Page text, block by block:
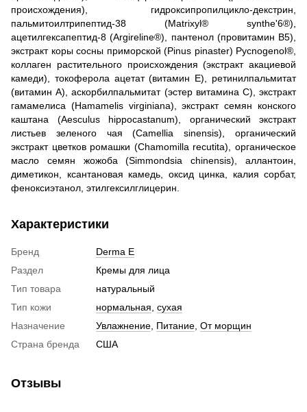
происхождения), гидроксипропилцикло-декстрин,
пальмитоилтрипептид-38 (Matrixyl® synthe'6®),
ацетилгексапептид-8 (Argireline®), пантенол (провитамин В5),
экстракт коры сосны приморской (Pinus pinaster) Pycnogenol®,
коллаген растительного происхождения (экстракт акациевой
камеди), токоферола ацетат (витамин Е), ретинилпальмитат
(витамин А), аскорбилпальмитат (эстер витамина С), экстракт
гамамелиса (Hamamelis virginiana), экстракт семян конского
каштана (Aesculus hippocastanum), органический экстракт
листьев зеленого чая (Camellia sinensis), органический
экстракт цветков ромашки (Chamomilla recutita), органическое
масло семян жожоба (Simmondsia chinensis), аллантоин,
диметикон, ксантановая камедь, оксид цинка, калия сорбат,
феноксиэтанол, этилгексилглицерин.
Характеристики
Бренд
Derma E
Раздел
Кремы для лица
Тип товара
натуральный
Тип кожи
нормальная сухая
Назначение
Увлажнение Питание От морщин
Страна бренда
США
Отзывы